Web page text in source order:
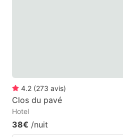
4.2 (273 avis)
Clos du pavé
Hotel
38€ /nuit